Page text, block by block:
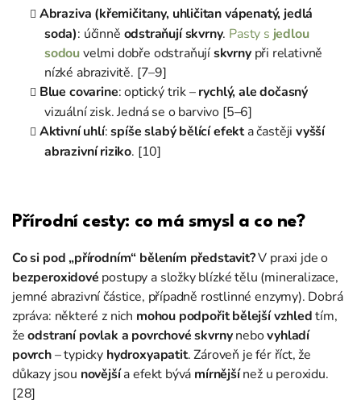
Abraziva (křemičitany, uhličitan vápenatý, jedlá
soda): účinně odstraňují skvrny. Pasty sjedlou
sodouvelmi dobře odstraňujískvrnypři relativně
nízké abrazivitě. [7–9]
Blue covarine: optický trik –rychlý, ale dočasný
vizuální zisk. Jedná se o barvivo [5–6]
Aktivní uhlí:spíše slabý bělící efekta častějivyšší
abrazivní riziko. [10]
Přírodní cesty: co má smysl a co ne?
Co si pod „přírodním“ bělením představit?V praxi jde o
bezperoxidové postupy a složky blízké tělu (mineralizace,
jemné abrazivní částice, případně rostlinné enzymy). Dobrá
zpráva: některé z nich mohou podpořit bělejší vzhledtím,
žeodstraní povlak a povrchové skvrnynebovyhladí
povrch– typicky hydroxyapatit. Zároveň je fér říct, že
důkazy jsou novějšía efekt bývá mírnějšínež u peroxidu.
[28]